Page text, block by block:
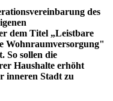
des
dem Titel „Leistbare
Wohnraumversorgung"
So sollen die
Haushalte erhöht
inneren Stadt zu